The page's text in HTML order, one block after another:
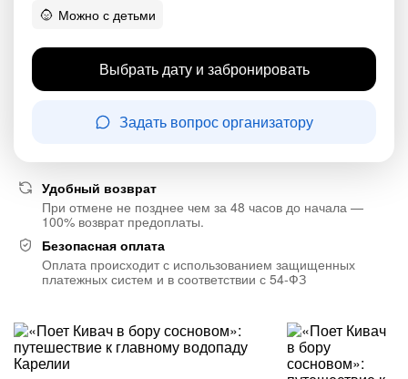
Можно с детьми
Выбрать дату и забронировать
Задать вопрос организатору
Удобный возврат
При отмене не позднее чем за 48 часов до начала —
100% возврат предоплаты.
Безопасная оплата
Оплата происходит с использованием защищенных
платежных систем и в соответствии с 54-ФЗ